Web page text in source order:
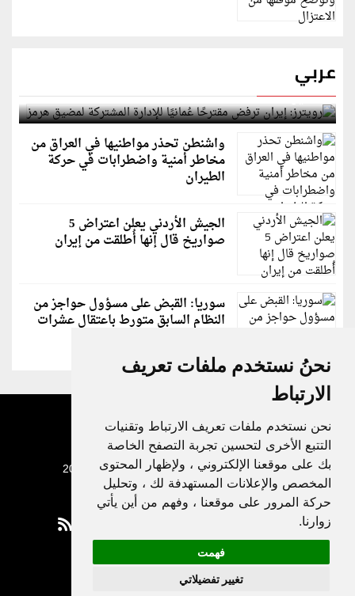
نحنُ نستخدم ملفات تعريف
الارتباط
نحن نستخدم ملفات تعريف الارتباط وتقنيات
التتبع الأخرى لتحسين تجربة التصفح الخاصة
بك على موقعنا الإلكتروني ، ولإظهار المحتوى
المخصص والإعلانات المستهدفة لك ، وتحليل
حركة المرور على موقعنا ، وفهم من أين يأتي
زوارنا.
فهمت
تغيير تفضيلاتي
عربي
رويترز: إيران ترفض مقترحًا عُمانيًا للإدارة المشتركة
لمضيق هرمز
واشنطن تحذر مواطنيها في العراق من
مخاطر أمنية واضطرابات في حركة
الطيران
الجيش الأردني يعلن اعتراض 5
صواريخ قال إنها أُطلقت من إيران
سوريا: القبض على مسؤول حواجز من
النظام السابق متورط باعتقال عشرات
جميع الحقوق محفوظة لدنيا الوطن © 2003 - 2022
Privacy Policy